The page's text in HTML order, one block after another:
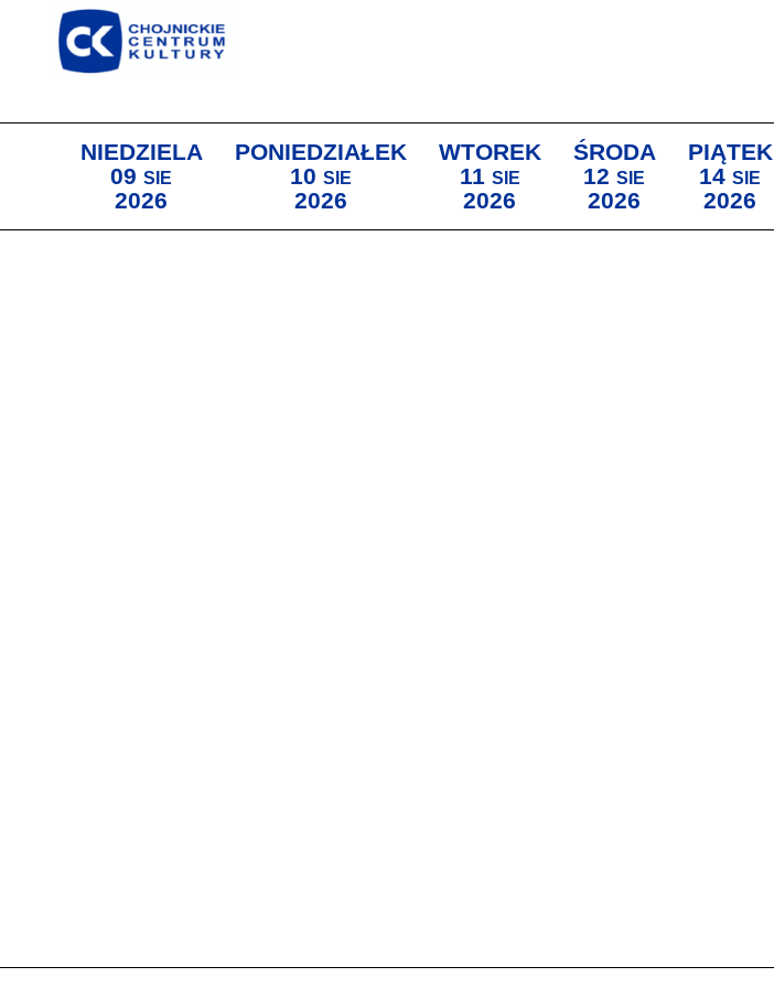
NIEDZIELA
09 SIE
2026
PONIEDZIAŁEK
10 SIE
2026
WTOREK
11 SIE
2026
ŚRODA
12 SIE
2026
PIĄTEK
14 SIE
2026